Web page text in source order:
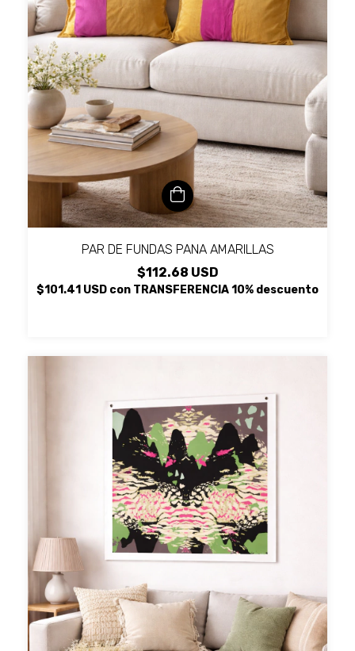
PAR DE FUNDAS PANA AMARILLAS
$112.68 USD
$101.41 USD con TRANSFERENCIA 10% descuento